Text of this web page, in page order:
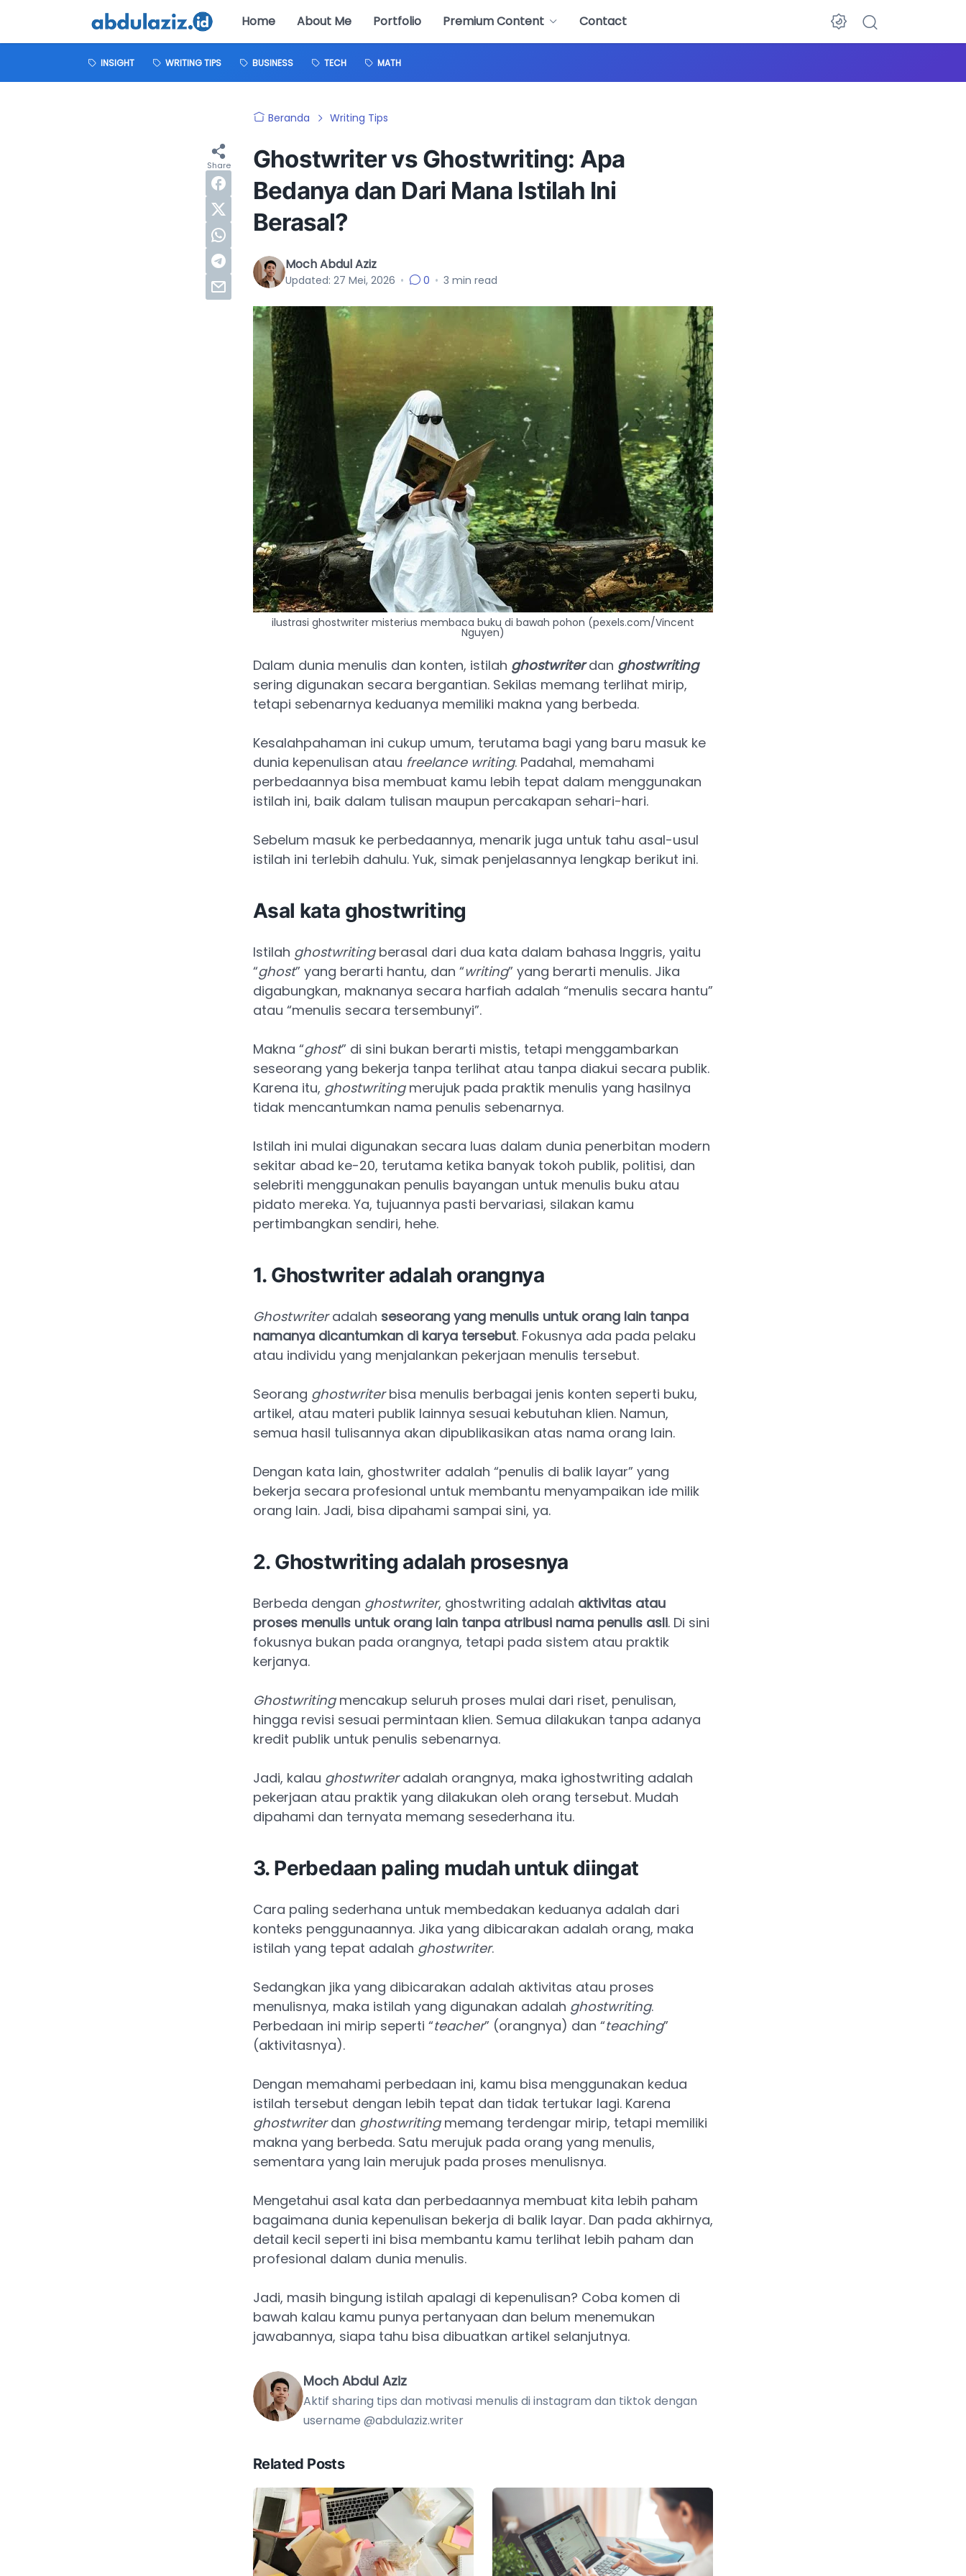
Home About Me Portfolio Premium Content Contact
INSIGHT WRITING TIPS BUSINESS TECH MATH
Beranda Writing Tips
Ghostwriter vs Ghostwriting: Apa
Bedanya dan Dari Mana Istilah Ini
Berasal?
Moch Abdul Aziz
Updated: 27 Mei, 2026 • 0 • 3 min read
ilustrasi ghostwriter misterius membaca buku di bawah pohon (pexels.com/Vincent
Nguyen)
Dalam dunia menulis dan konten, istilah ghostwriterdan ghostwriting
sering digunakan secara bergantian. Sekilas memang terlihat mirip,
tetapi sebenarnya keduanya memiliki makna yang berbeda.
Kesalahpahaman ini cukup umum, terutama bagi yang baru masuk ke
dunia kepenulisan atau freelance writing. Padahal, memahami
perbedaannya bisa membuat kamu lebih tepat dalam menggunakan
istilah ini, baik dalam tulisan maupun percakapan sehari-hari.
Sebelum masuk ke perbedaannya, menarik juga untuk tahu asal-usul
istilah ini terlebih dahulu. Yuk, simak penjelasannya lengkap berikut ini.
Asal kata ghostwriting
Istilah ghostwritingberasal dari dua kata dalam bahasa Inggris, yaitu
“ghost” yang berarti hantu, dan “writing” yang berarti menulis. Jika
digabungkan, maknanya secara harfiah adalah “menulis secara hantu”
atau “menulis secara tersembunyi”.
Makna “ghost” di sini bukan berarti mistis, tetapi menggambarkan
seseorang yang bekerja tanpa terlihat atau tanpa diakui secara publik.
Karena itu, ghostwritingmerujuk pada praktik menulis yang hasilnya
tidak mencantumkan nama penulis sebenarnya.
Istilah ini mulai digunakan secara luas dalam dunia penerbitan modern
sekitar abad ke-20, terutama ketika banyak tokoh publik, politisi, dan
selebriti menggunakan penulis bayangan untuk menulis buku atau
pidato mereka. Ya, tujuannya pasti bervariasi, silakan kamu
pertimbangkan sendiri, hehe.
1. Ghostwriter adalah orangnya
Ghostwriteradalah seseorang yang menulis untuk orang lain tanpa
namanya dicantumkan di karya tersebut. Fokusnya ada pada pelaku
atau individu yang menjalankan pekerjaan menulis tersebut.
Seorang ghostwriterbisa menulis berbagai jenis konten seperti buku,
artikel, atau materi publik lainnya sesuai kebutuhan klien. Namun,
semua hasil tulisannya akan dipublikasikan atas nama orang lain.
Dengan kata lain, ghostwriter adalah “penulis di balik layar” yang
bekerja secara profesional untuk membantu menyampaikan ide milik
orang lain. Jadi, bisa dipahami sampai sini, ya.
2. Ghostwriting adalah prosesnya
Berbeda dengan ghostwriter, ghostwriting adalah aktivitas atau
proses menulis untuk orang lain tanpa atribusi nama penulis asli. Di sini
fokusnya bukan pada orangnya, tetapi pada sistem atau praktik
kerjanya.
Ghostwritingmencakup seluruh proses mulai dari riset, penulisan,
hingga revisi sesuai permintaan klien. Semua dilakukan tanpa adanya
kredit publik untuk penulis sebenarnya.
Jadi, kalau ghostwriteradalah orangnya, maka ighostwriting adalah
pekerjaan atau praktik yang dilakukan oleh orang tersebut. Mudah
dipahami dan ternyata memang sesederhana itu.
3. Perbedaan paling mudah untuk diingat
Cara paling sederhana untuk membedakan keduanya adalah dari
konteks penggunaannya. Jika yang dibicarakan adalah orang, maka
istilah yang tepat adalah ghostwriter.
Sedangkan jika yang dibicarakan adalah aktivitas atau proses
menulisnya, maka istilah yang digunakan adalah ghostwriting.
Perbedaan ini mirip seperti “teacher” (orangnya) dan “teaching”
(aktivitasnya).
Dengan memahami perbedaan ini, kamu bisa menggunakan kedua
istilah tersebut dengan lebih tepat dan tidak tertukar lagi. Karena
ghostwriterdan ghostwritingmemang terdengar mirip, tetapi memiliki
makna yang berbeda. Satu merujuk pada orang yang menulis,
sementara yang lain merujuk pada proses menulisnya.
Mengetahui asal kata dan perbedaannya membuat kita lebih paham
bagaimana dunia kepenulisan bekerja di balik layar. Dan pada akhirnya,
detail kecil seperti ini bisa membantu kamu terlihat lebih paham dan
profesional dalam dunia menulis.
Jadi, masih bingung istilah apalagi di kepenulisan? Coba komen di
bawah kalau kamu punya pertanyaan dan belum menemukan
jawabannya, siapa tahu bisa dibuatkan artikel selanjutnya.
Moch Abdul Aziz
Aktif sharing tips dan motivasi menulis di instagram dan tiktok dengan
username @abdulaziz.writer
Related Posts